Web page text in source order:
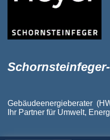
Gebäudeenergieberater
Ihr Partner für Umwelt,